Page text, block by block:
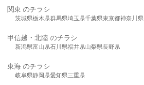
関東 のチラシ
茨城県栃木県群馬県埼玉県千葉県東京都神奈川県
甲信越・北陸 のチラシ
新潟県富山県石川県福井県山梨県長野県
東海 のチラシ
岐阜県静岡県愛知県三重県